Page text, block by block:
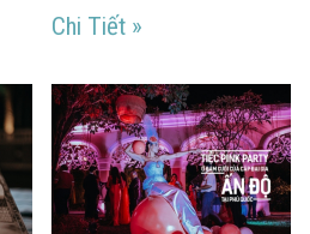
Chi Tiết Tiệc cưới thứ 2
»